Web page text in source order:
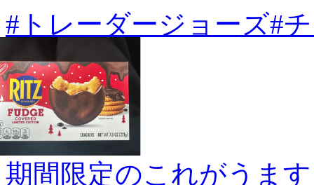
#トレーダージョーズ#
期間限定のこれがうま